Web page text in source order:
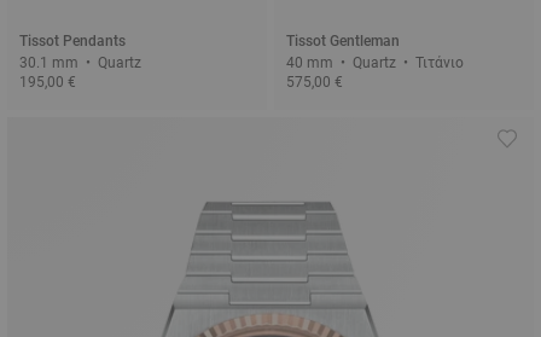
Tissot Pendants
30.1 mm • Quartz
195,00 €
Tissot Gentleman
40 mm • Quartz • Τιτάνιο
575,00 €